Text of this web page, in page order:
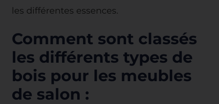
les différentes essences.
Comment sont classés
les différents types de
bois pour les meubles
de salon :